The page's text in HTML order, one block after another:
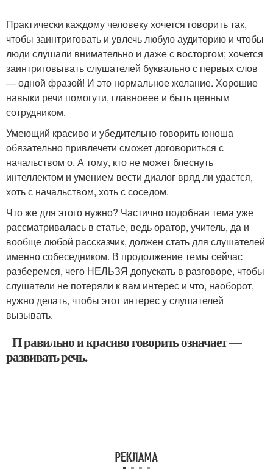
Практически каждому человеку хочется говорить так,
чтобы заинтриговать и увлечь любую аудиторию и чтобы
люди слушали внимательно и даже с восторгом; хочется
заинтриговывать слушателей буквально с первых слов
— одной фразой! И это нормальное желание. Хорошие
навыки речи помогути, главноеее и быть ценным
сотрудником.
Умеющий красиво и убедительно говорить юноша
обязательно привлечети сможет договориться с
начальством о. А тому, кто не может блеснуть
интеллектом и умением вести диалог вряд ли удастся,
хоть с начальством, хоть с соседом.
Что же для этого нужно? Частично подобная тема уже
рассматривалась в статье, ведь оратор, учитель, да и
вообще любой рассказчик, должен стать для слушателей
именно собеседником. В продолжение темы сейчас
разберемся, чего НЕЛЬЗЯ допускать в разговоре, чтобы
слушатели не потеряли к вам интерес и что, наоборот,
нужно делать, чтобы этот интерес у слушателей
вызывать.
П равильно и красиво говорить означает —
развивать речь.